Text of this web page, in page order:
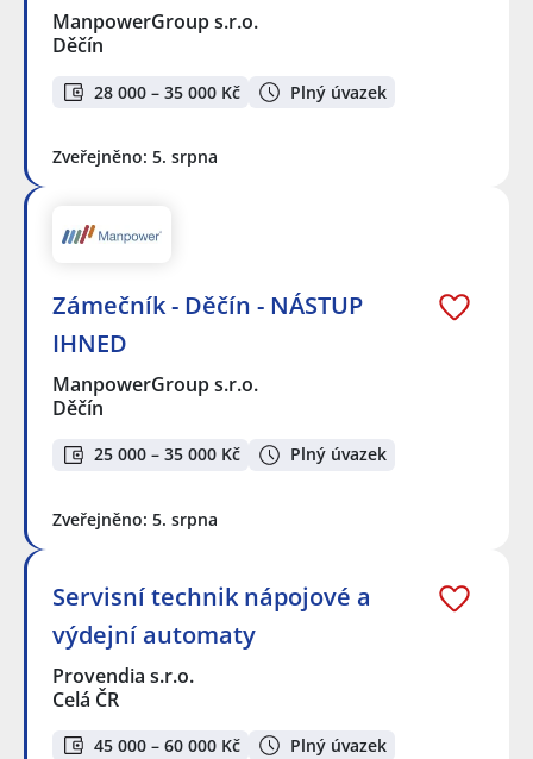
ManpowerGroup s.r.o.
Děčín
28 000 – 35 000 Kč Plný úvazek
Zveřejněno: 5. srpna
Zámečník - Děčín - NÁSTUP
IHNED
ManpowerGroup s.r.o.
Děčín
25 000 – 35 000 Kč Plný úvazek
Zveřejněno: 5. srpna
Servisní technik nápojové a
výdejní automaty
Provendia s.r.o.
Celá ČR
45 000 – 60 000 Kč
Plný úvazek